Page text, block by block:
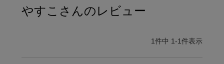
やすこさんのレビュー
1件中 1-1件表示